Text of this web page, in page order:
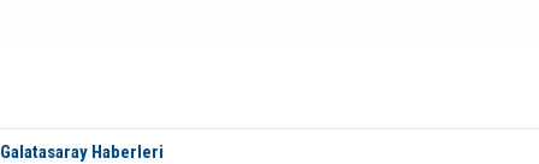
Galatasaray Haberleri